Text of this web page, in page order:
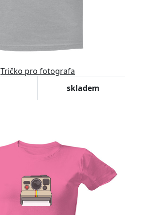
Tričko pro fotografa
skladem